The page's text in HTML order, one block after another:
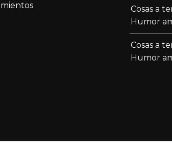
Cosas a
Humor
Cosas a
Humor